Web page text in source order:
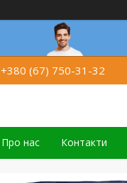
+380 (67) 750-31-32
Про нас Контакти